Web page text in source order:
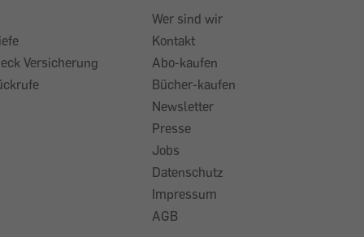
Versicherung
Wer sind wir
Kontakt
Abo-kaufen
Bücher-kaufen
Newsletter
Presse
Jobs
Datenschutz
Impressum
AGB